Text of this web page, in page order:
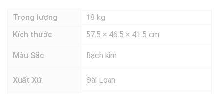
Trọng lượng
18 kg
Kích thước
57.5 × 46.5 × 41.5 cm
Màu Sắc Bạch kim
Xuất Xứ Đài Loan